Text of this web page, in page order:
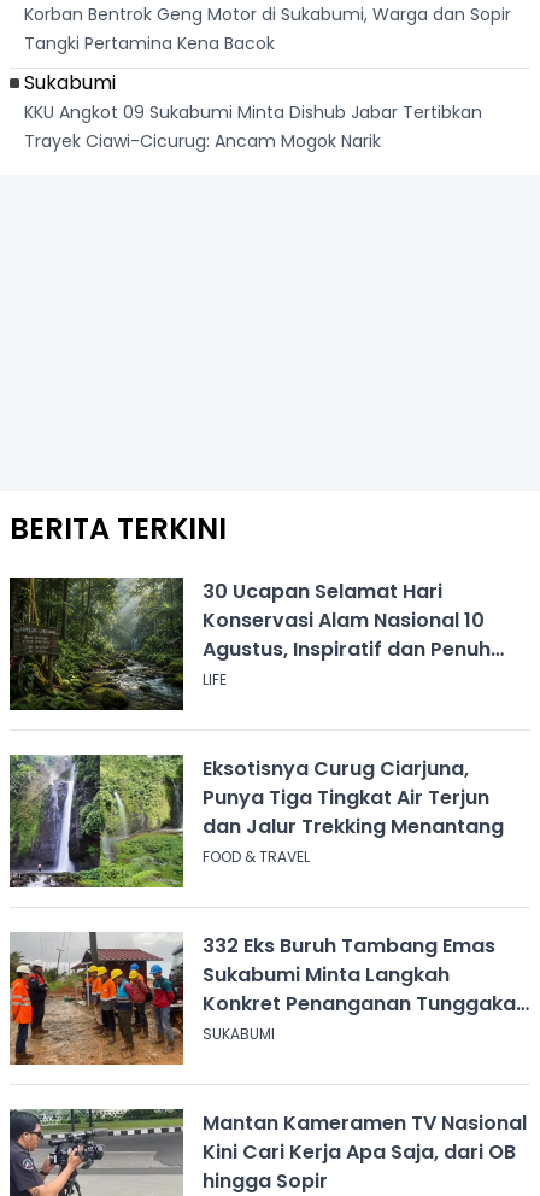
Korban Bentrok Geng Motor di Sukabumi, Warga dan Sopir
Tangki Pertamina Kena Bacok
Sukabumi
KKU Angkot 09 Sukabumi Minta Dishub Jabar Tertibkan
Trayek Ciawi-Cicurug: Ancam Mogok Narik
BERITA TERKINI
30 Ucapan Selamat Hari
Konservasi Alam Nasional 10
Agustus, Inspiratif dan Penuh
Pesan
LIFE
Eksotisnya Curug Ciarjuna,
Punya Tiga Tingkat Air Terjun
dan Jalur Trekking Menantang
FOOD & TRAVEL
332 Eks Buruh Tambang Emas
Sukabumi Minta Langkah
Konkret Penanganan Tunggakan
Gaji Rp8,4 Miliar
SUKABUMI
Mantan Kameramen TV Nasional
Kini Cari Kerja Apa Saja, dari OB
hingga Sopir